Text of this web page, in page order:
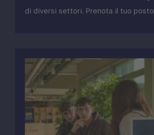
di diversi settori. Prenota il tuo posto